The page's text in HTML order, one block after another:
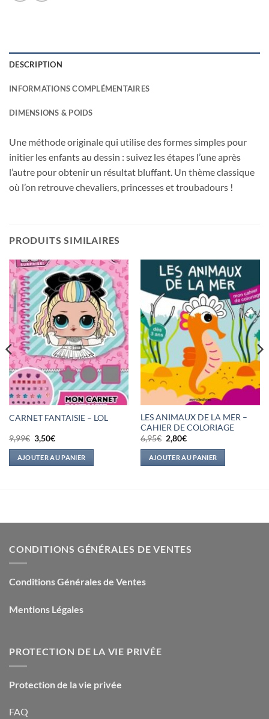
DESCRIPTION
INFORMATIONS COMPLÉMENTAIRES
DIMENSIONS & POIDS
Une méthode originale qui utilise des formes simples pour
initier les enfants au dessin : suivez les étapes l’une après
l’autre pour obtenir un résultat bluffant. Un thème classique
où l’on retrouve chevaliers, princesses et troubadours !
PRODUITS SIMILAIRES
CARNET FANTAISIE – LOL
9,99€ Le
prix
initial
était :
9,99€.
3,50€Le
actuel
est :
3,50€.
AJOUTER AU PANIER
LES ANIMAUX DE LA MER –
CAHIER DE COLORIAGE
6,95€ Le
prix
initial
était :
6,95€.
2,80€Le
actuel
est :
2,80€.
AJOUTER AU PANIER
CONDITIONS GÉNÉRALES DE VENTES
Conditions Générales de Ventes
Mentions Légales
PROTECTION DE LA VIE PRIVÉE
Protection de la vie privée
FAQ